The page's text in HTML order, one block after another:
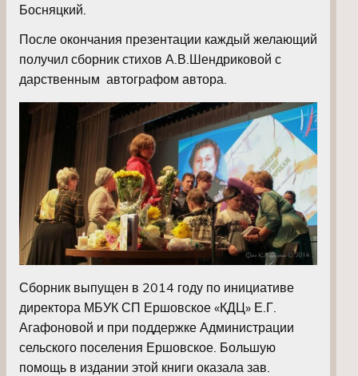
Босняцкий.
После окончания презентации каждый желающий
получил сборник стихов А.В.Шендриковой с
дарственным автографом автора.
Сборник выпущен в 2014 году по инициативе
директора МБУК СП Ершовское «КДЦ» Е.Г.
Агафоновой и при поддержке Администрации
сельского поселения Ершовское. Большую
помощь в издании этой книги оказала зав.